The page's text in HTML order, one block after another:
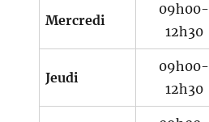
Mercredi
09h00-
12h30
Jeudi
09h00-
12h30